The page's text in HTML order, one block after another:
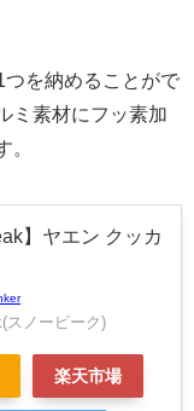
を納めることがで
ミ素材にフッ素加
。
】ヤエン クッカ
スノーピーク)
楽天市場